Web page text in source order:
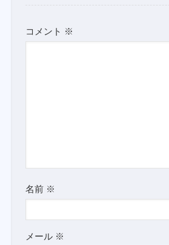
コメント ※
名前 ※
メール ※